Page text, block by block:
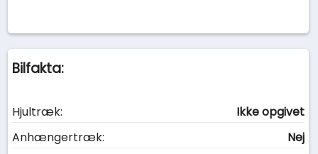
Bilfakta:
Hjultræk:
Ikke opgivet
Anhængertræk:
Nej